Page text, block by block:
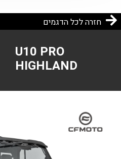
חזרה לכל הדגמים
U10 PRO
HIGHLAND